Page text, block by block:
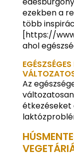
ezekben a
több
[https://
ahol
Az
étkezéseket